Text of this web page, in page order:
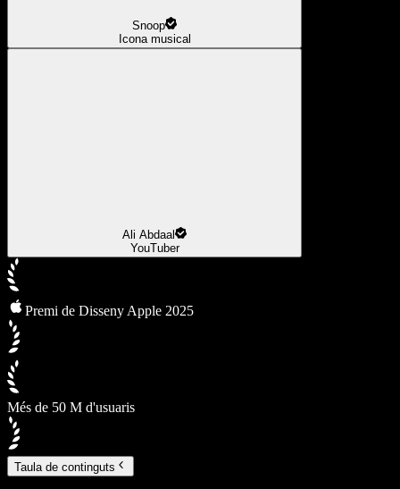
Snoop
Icona musical
Ali Abdaal
YouTuber
Premi de Disseny Apple 2025
Més de 50 M d'usuaris
Taula de continguts